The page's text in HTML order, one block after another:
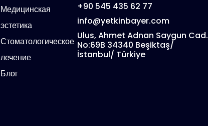
Медицинская
эстетика
Стоматологическое
лечение
Блог
+90 545 435 62 77
info@yetkinbayer.com
Ulus, Ahmet Adnan Saygun Cad.
No:69B 34340 Beşiktaş/
İstanbul/ Türkiye